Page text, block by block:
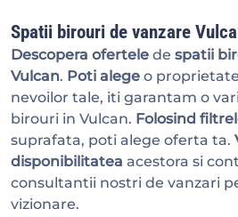
Spatii birouri de vanzare
Descopera ofertele de spatii
Vulcan. Poti alege o
nevoilor tale, iti garantam o
birouri in Vulcan. Folosind
suprafata, poti alege oferta ta.
disponibilitatea acestora si
consultantii nostri de vanzari
vizionare.